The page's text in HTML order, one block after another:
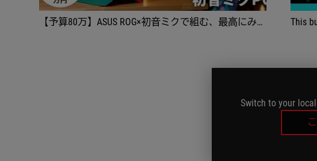
Switch to your
【予算80万】ASUS ROG×初音ミクで組む、最高にみっくみくなハイエンドゲーミングPC【R7 9800X3D + RTX 5080】 This build is very